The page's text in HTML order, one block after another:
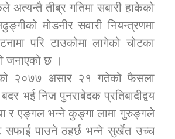
कर्णाली प्राविधि शिक्षालय जुम्लाको सुचना
अत्यन्तै तीब्र गतिमा सबारी हाकेको
मोडनीर सवारी नियन्त्रणमा
परि टाउकोमा लागेको चोटका
जनाएको छ ।
२०७७ असार २१ गतेको फैसला
भई निज पुनराबेदक प्रतिबादीद्वय
र एङ्गल भन्ने कुङ्गा लामा गुरुङ्गले
सफाई पाउने ठहर्छ भन्ने सुर्खेत उच्च